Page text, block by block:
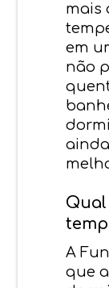
mais
em
não
A
que